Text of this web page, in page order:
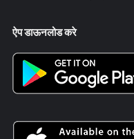
ऐप डाऊनलोड करे